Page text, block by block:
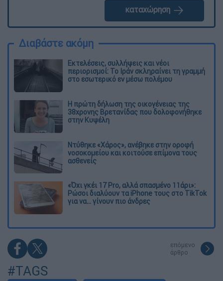
καταχώρηση
Διαβάστε ακόμη
Εκτελέσεις, συλλήψεις και νέοι
περιορισμοί: Το Ιράν σκληραίνει τη γραμμή
στο εσωτερικό εν μέσω πολέμου
Η πρώτη δήλωση της οικογένειας της
38χρονης Βρετανίδας που δολοφονήθηκε
στην Κυψέλη
Ντύθηκε «Χάρος», ανέβηκε στην οροφή
νοσοκομείου και κοιτούσε επίμονα τους
ασθενείς
«Όχι γκέι 17 Pro, αλλά σπασμένο 11άρι»:
Ρώσοι διαλύουν τα iPhone τους στο TikTok
για να... γίνουν πιο άνδρες
επόμενο
άρθρο
#TAGS